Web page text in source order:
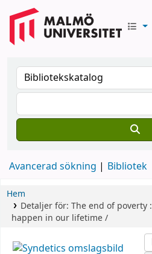
Avancerad sökning Bibliotek
Hem
Detaljer för: The end of poverty :
happen in our lifetime /